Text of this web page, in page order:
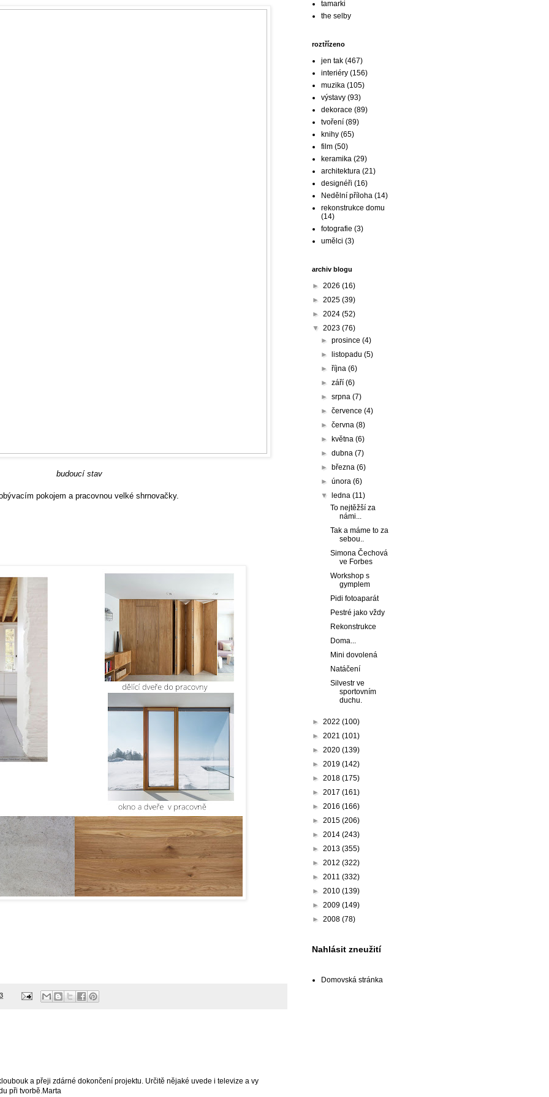
budoucí stav
pokojem a pracovnou velké shrnovačky.
a přeji zdárné dokončení projektu. Určitě nějaké uvede i televize a vy
při tvorbě.Marta
tamarki
the selby
roztřízeno
jen tak (467)
interiéry (156)
muzika (105)
výstavy (93)
dekorace (89)
tvoření (89)
knihy (65)
film (50)
keramika (29)
architektura (21)
designéři (16)
Nedělní příloha (14)
rekonstrukce domu
(14)
fotografie (3)
umělci (3)
archiv blogu
► 2026 (16)
► 2025 (39)
► 2024 (52)
▼ 2023 (76)
►prosince(4)
►
listopadu(5)
►října(6)
►září(6)
►srpna(7)
►července(4)
►června(8)
► května(6)
►dubna(7)
► března(6)
►února(6)
▼
ledna(11)
To nejtěžší za
námi...
Tak a máme to za
sebou..
Simona Čechová
ve Forbes
Workshop s
gymplem
Pidi fotoaparát
Pestré jako vždy
Rekonstrukce
Doma...
Mini dovolená
Natáčení
Silvestr ve
sportovním
duchu.
► 2022 (100)
► 2021 (101)
► 2020 (139)
► 2019 (142)
► 2018 (175)
► 2017 (161)
► 2016 (166)
► 2015 (206)
► 2014 (243)
► 2013 (355)
► 2012 (322)
► 2011 (332)
► 2010 (139)
► 2009 (149)
► 2008 (78)
Nahlásit zneužití
Domovská stránka